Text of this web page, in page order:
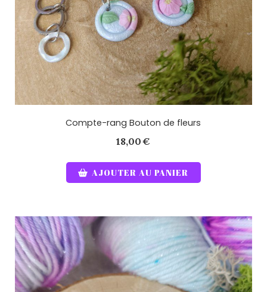
Compte-rang Bouton de fleurs
18,00€
AJOUTER AU PANIER